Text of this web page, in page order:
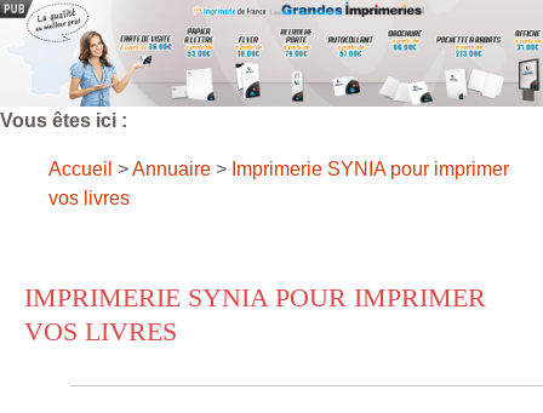
Vous êtes ici :
Accueil >Annuaire > Imprimerie SYNIA pour imprimer
vos livres
IMPRIMERIE SYNIA POUR IMPRIMER
VOS LIVRES